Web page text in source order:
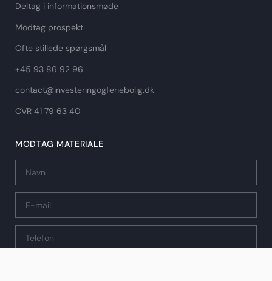
Deltag i informationsmøde
Modtag prospekt
Ofte stillede spørgsmål
+45 93 86 92 96
contact@investeringogferiebolig.dk
CVR 41 79 63 40​
MODTAG MATERIALE